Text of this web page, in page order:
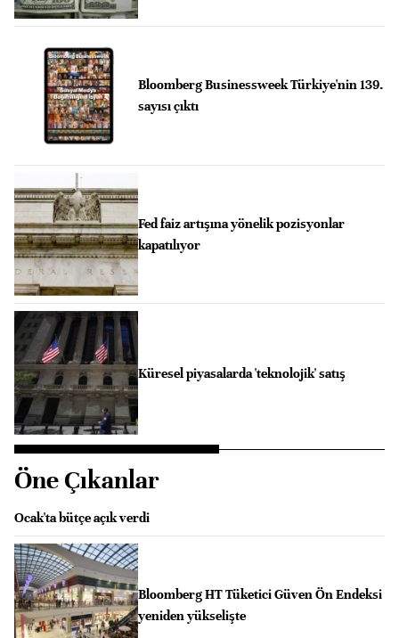
Bloomberg Businessweek Türkiye'nin 139.
sayısı çıktı
Fed faiz artışına yönelik pozisyonlar
kapatılıyor
Küresel piyasalarda 'teknolojik' satış
Öne Çıkanlar
Ocak'ta bütçe açık verdi
Bloomberg HT Tüketici Güven Ön Endeksi
yeniden yükselişte